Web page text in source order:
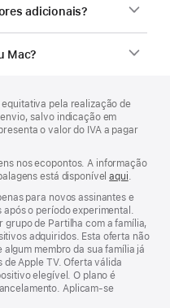
adicionais?
Mac?
pela realização de
salvo indicação em
o valor do IVA a pagar
nos ecopontos. A informação
está disponívelaqui.
para novos assinantes e
o período experimental.
grupo de Partilha com a família,
adquiridos. Esta oferta não
membro da sua família já
Apple TV. Oferta válida
elegível. O plano é
Aplicam-se